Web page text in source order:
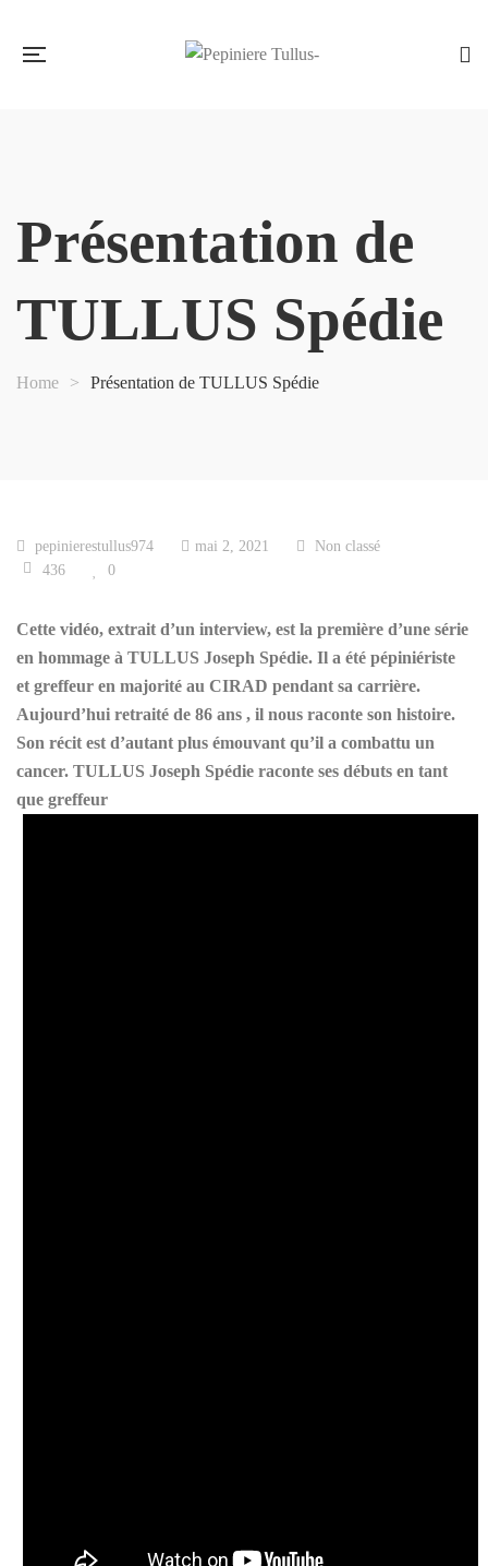
Présentation de
TULLUS Spédie
Home > Présentation de TULLUS Spédie
pepinierestullus974 mai 2, 2021
Non classé
436
0
Cette vidéo, extrait d’un interview, est la première d’une série
en hommage à TULLUS Joseph Spédie. Il a été pépiniériste
et greffeur en majorité au CIRAD pendant sa carrière.
Aujourd’hui retraité de 86 ans , il nous raconte son histoire.
Son récit est d’autant plus émouvant qu’il a combattu un
cancer. TULLUS Joseph Spédie raconte ses débuts en tant
que greffeur